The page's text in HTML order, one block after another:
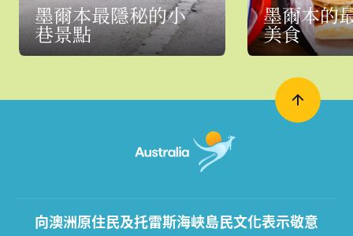
墨爾本最隱秘的小
巷景點
墨爾本的
美食
向澳洲原住民及托雷斯海峽島民文化表示敬意